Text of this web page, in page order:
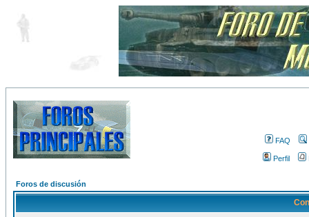
FAQ
Perfil
Foros de discusión